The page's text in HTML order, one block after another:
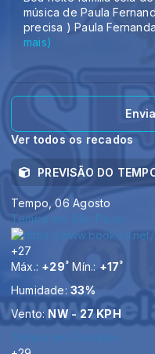
música de Paula
precisa ) Paula
mais)
Ver todos os recados
PREVISÃO DO
Tempo, 06 Agosto
Tempo em São Paulo
+27
Máx.: +29° Mín.: +17°
Humidade:33%
Vento: NW - 27 KPH
Tempo em Ourinhos